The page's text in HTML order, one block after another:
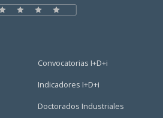
Convocatorias I+D+i
Indicadores I+D+i
Doctorados Industriales